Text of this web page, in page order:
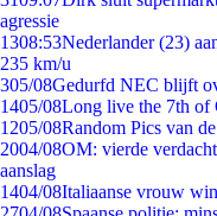
agressie
1308:53Nederlander (23)
235 km/u
305/08Gedurfd NEC blijft
1405/08Long live the 7th of
1205/08Random Pics van
2004/08OM: vierde
aanslag
1404/08Italiaanse vrouw